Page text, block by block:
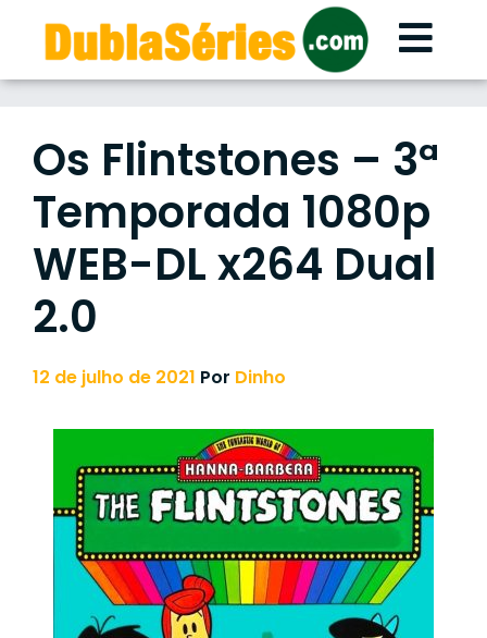
content
Os Flintstones – 3ª
Temporada 1080p
WEB-DL x264 Dual
2.0
12 de julho de 2021 Por Dinho